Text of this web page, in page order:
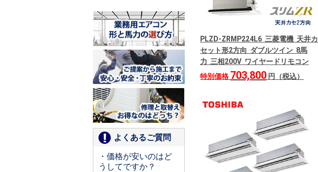
よくあるご質問
・価格が安いのはど
うしてですか？
PLZD-ZRMP224L6 三菱電機 天井カ
セット形2方向 ダブルツイン 8馬
力 三相200V ワイヤードリモコン
特別価格 703,800 円（税込）